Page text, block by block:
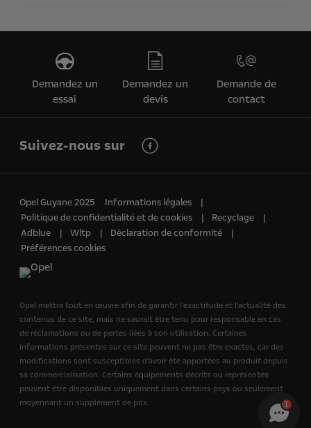
Demandez un
essai
Demandez un
devis
Demande de
contact
Suivez-nous sur
Opel Guyane 2025
Informations légales
Politique de confidentialité et de cookies
Recyclage
Adblue
Wltp
Déclaration de conformité
Préférences cookies
Opel mettra tout en œuvre afin de garantir l'exactitude et l'actualité des
contenus de ce site, mais ne saurait être tenu pour responsable en cas
de réclamations ou de pertes liées à son utilisation. Certaines
informations présentes sur ce site peuvent ne pas être exactes, car des
modifications sont susceptibles d'avoir été apportées au produit depuis
sa commercialisation. Certains équipements décrits ou représentés
peuvent être disponibles uniquement dans certains pays ou seulement
moyennant un supplément de prix.
1